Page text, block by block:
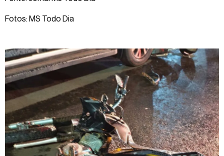
Fotos: MS Todo Dia